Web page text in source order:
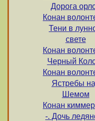
Дорога
Конан
Тени в
свете
Конан
Черный
Конан
Ястребы
Шемом
Конан
-. Дочь